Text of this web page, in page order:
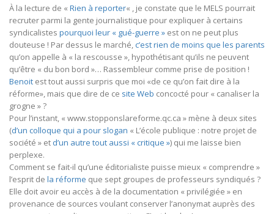
À la lecture de « Rien à reporter« , je constate que le MELS pourrait
recruter parmi la gente journalistique pour expliquer à certains
syndicalistes pourquoi leur « gué-guerre » est on ne peut plus
douteuse ! Par dessus le marché,c’est rien de moins que les parents
qu’on appelle à « la rescousse », hypothétisant qu’ils ne peuvent
qu’être « du bon bord »… Rassembleur comme prise de position !
Benoit est tout aussi surpris que moi «de ce qu’on fait dire à la
réforme», mais que dire de ce site Web concocté pour « canaliser la
grogne » ?
Pour l’instant, « www.stopponslareforme.qc.ca » mène à deux sites
(d’un colloque qui a pour slogan « L’école publique : notre projet de
société » et d’un autre tout aussi « critique ») qui me laisse bien
perplexe.
Comment se fait-il qu’une éditorialiste puisse mieux « comprendre »
l’esprit de la réforme que sept groupes de professeurs syndiqués ?
Elle doit avoir eu accès à de la documentation « privilégiée » en
provenance de sources voulant conserver l’anonymat auprès des